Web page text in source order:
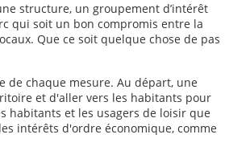
structure, un groupement d’intérêt
qui soit un bon compromis entre la
Que ce soit quelque chose de pas
de chaque mesure. Au départ, une
et d'aller vers les habitants pour
habitants et les usagers de loisir que
intérêts d'ordre économique, comme